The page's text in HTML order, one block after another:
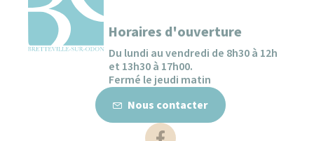
Nous contacter
Horaires d'ouverture
Du lundi au vendredi de 8h30 à 12h
et 13h30 à 17h00.
Fermé le jeudi matin
Nous contacter